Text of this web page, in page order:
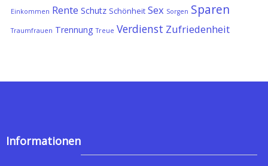
Einkommen Rente Schutz Schönheit Sex Sorgen Sparen
Traumfrauen Trennung Treue Verdienst Zufriedenheit
Informationen